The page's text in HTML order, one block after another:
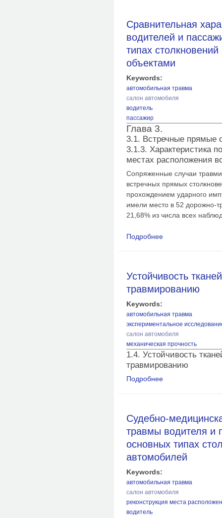
Сравнительная
водителей и
типах
объектами
Keywords:
автомобильная травма
салон автомобиля
водитель
пассажир
Глава 3.
3.1. Встречные прямые
3.1.3. Характеристика
местах расположения
Сопряженные случаи
встречных прямых
прохождением ударного
имели место в 52 дорожно-
21,68% из числа всех
Подробнее
Устойчивость
травмированию
Keywords:
автомобильная травма
экспериментальное
салон автомобиля
механическая прочность
1.4. Устойчивость
травмированию
Подробнее
Судебно-
травмы водителя и
основных типах
автомобилей
Keywords:
автомобильная травма
салон автомобиля
реконструкция места
водитель